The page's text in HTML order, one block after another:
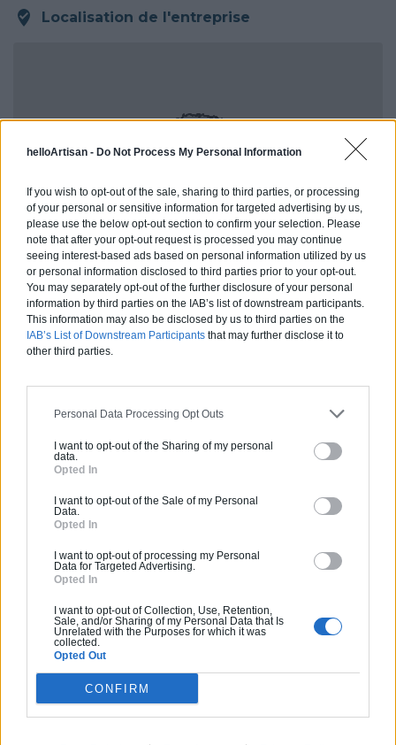
helloArtisan - Do Not Process My Personal Information
If you wish to opt-out of the sale, sharing to third parties, or processing
of your personal or sensitive information for targeted advertising by us,
please use the below opt-out section to confirm your selection. Please
note that after your opt-out request is processed you may continue
seeing interest-based ads based on personal information utilized by us
or personal information disclosed to third parties prior to your opt-out.
You may separately opt-out of the further disclosure of your personal
information by third parties on the IAB’s list of downstream participants.
This information may also be disclosed by us to third parties on the
IAB’s List of Downstream Participants that may further disclose it to
other third parties.
Personal Data Processing Opt Outs
I want to opt-out of the Sharing of my personal
data.
Opted In
I want to opt-out of the Sale of my Personal
Data.
Opted In
I want to opt-out of processing my Personal
Data for Targeted Advertising.
Opted In
I want to opt-out of Collection, Use, Retention,
Sale, and/or Sharing of my Personal Data that Is
Unrelated with the Purposes for which it was
collected.
Opted Out
CONFIRM
Localisation de l'entreprise
58 RUE DE MONCEAU, 75008 PARIS
Photos